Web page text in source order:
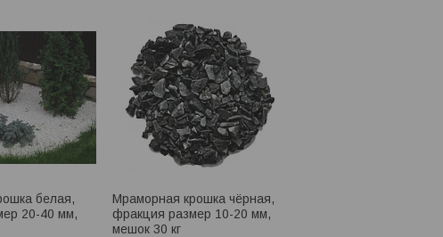
белая,
20-40 мм,
Мраморная крошка чёрная,
фракция размер 10-20 мм,
мешок 30 кг